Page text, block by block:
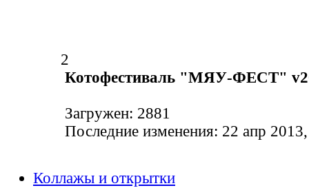
2
Котофестиваль "МЯУ-ФЕСТ"
Загружен: 2881
Последние изменения: 22 апр
Коллажы и открытки